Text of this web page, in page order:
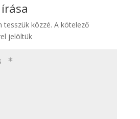
tesszük közzé. A kötelező
jelöltük